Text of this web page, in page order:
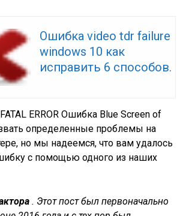
Ошибка video tdr failure
windows 10 как
исправить 6 способов.
ERROR Ошибка Blue Screen of
определенные проблемы на
но мы надеемся, что вам удалось
с помощью одного из наших
. Этот пост был первоначально